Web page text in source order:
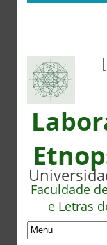
Faculdade
e Letras